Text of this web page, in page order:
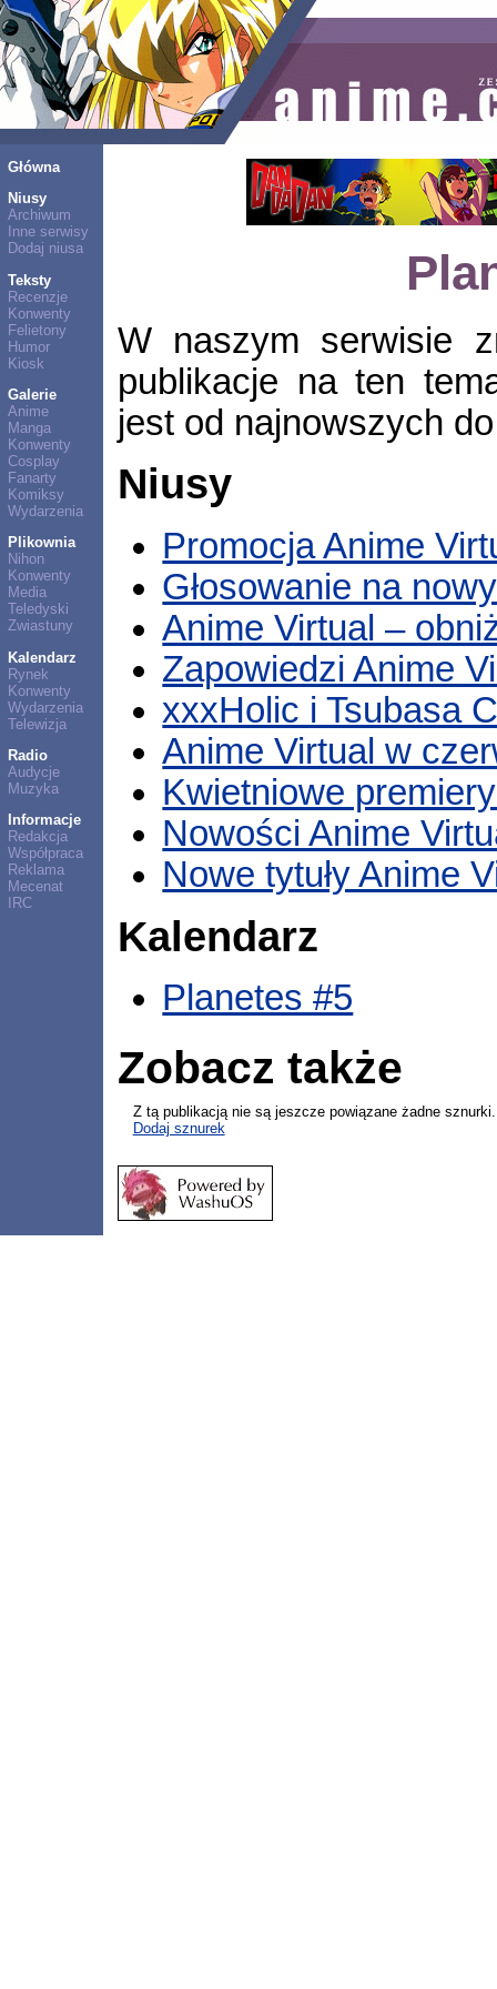
Główna
Niusy
Archiwum
Inne serwisy
Dodaj niusa
Teksty
Recenzje
Konwenty
Felietony
Humor
Kiosk
Galerie
Anime
Manga
Konwenty
Cosplay
Fanarty
Komiksy
Wydarzenia
Plikownia
Nihon
Konwenty
Media
Teledyski
Zwiastuny
Kalendarz
Rynek
Konwenty
Wydarzenia
Telewizja
Radio
Audycje
Muzyka
Informacje
Redakcja
Współpraca
Reklama
Mecenat
IRC
W naszym serwisie
publikacje na ten
jest od najnowszych
Niusy
Promocja Anime
Głosowanie na
Anime Virtual –
Zapowiedzi Anime
xxxHolic i Tsubasa
Anime Virtual w
Kwietniowe
Nowości Anime
Nowe tytuły Anime
Kalendarz
Planetes #5
Zobacz także
Z tą publikacją nie są jeszcze powiązane żadne sznurki.
Dodaj sznurek